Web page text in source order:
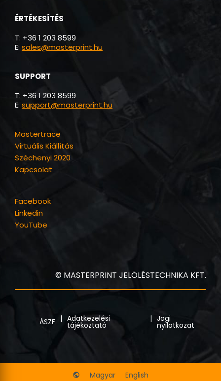
ÉRTÉKESÍTÉS
T: +36 1 203 8599
E: sales@masterprint.hu
SUPPORT
T: +36 1 203 8599
E: support@masterprint.hu
Mastertrace
Virtuális Kiállítás
Széchenyi 2020
Kapcsolat
Facebook
Linkedin
YouTube
© MASTERPRINT JELÖLÉSTECHNIKA KFT.
ÁSZF Adatkezelési
tájékoztató
Jogi
nyilatkozat
public Magyar English